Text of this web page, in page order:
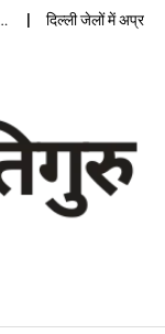
दिल्ली जेलों में अप्राकृतिक